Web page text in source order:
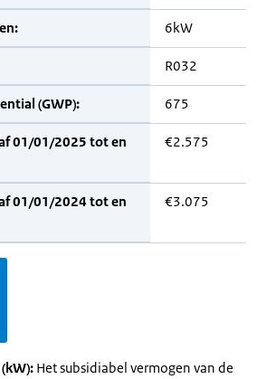
6kW
R032
(GWP): 675
01/01/2025 tot en
€2.575
01/01/2024 tot en
€3.075
Het subsidiabel vermogen van de